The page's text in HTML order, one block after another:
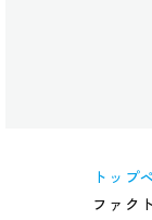
トップ
ファク